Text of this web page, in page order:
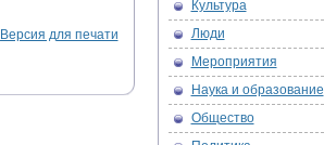
Версия для печати
Культура
Люди
Мероприятия
Наука и образование
Общество